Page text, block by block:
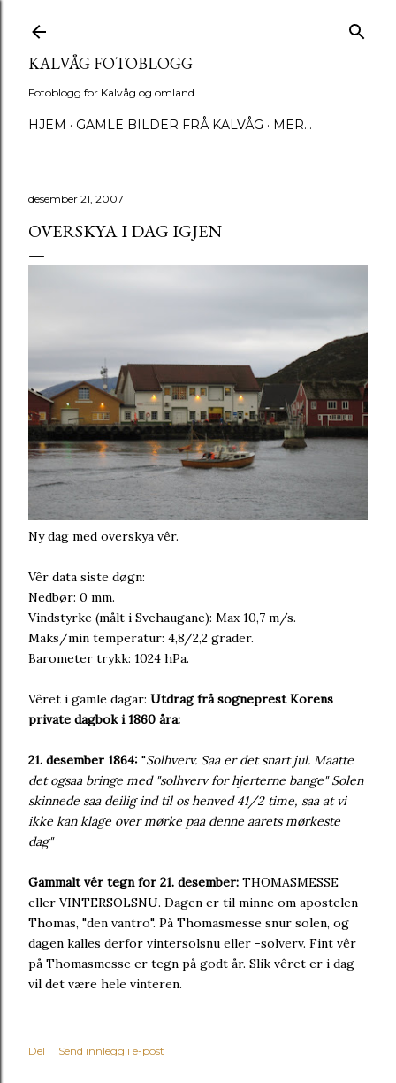
KALVÅG FOTOBLOGG
Fotoblogg for Kalvåg og omland.
HJEM GAMLE BILDER FRÅ KALVÅG MER…
desember 21, 2007
OVERSKYA I DAG IGJEN
Ny dag med overskya vêr.
Vêr data siste døgn:
Nedbør: 0 mm.
Vindstyrke (målt i Svehaugane): Max 10,7 m/s.
Maks/min temperatur: 4,8/2,2 grader.
Barometer trykk: 1024 hPa.
Vêret i gamle dagar: Utdrag frå sogneprest Korens
private dagbok i 1860 åra:
21. desember 1864: "Solhverv. Saa er det snart jul. Maatte
det ogsaa bringe med "solhverv for hjerterne bange" Solen
skinnede saa deilig ind til os henved 41/2 time, saa at vi
ikke kan klage over mørke paa denne aarets mørkeste
dag"
Gammalt vêr tegn for 21. desember: THOMASMESSE
eller VINTERSOLSNU. Dagen er til minne om apostelen
Thomas, "den vantro". På Thomasmesse snur solen, og
dagen kalles derfor vintersolsnu eller -solverv. Fint vêr
på Thomasmesse er tegn på godt år. Slik vêret er i dag
vil det være hele vinteren.
Del Send innlegg i e-post